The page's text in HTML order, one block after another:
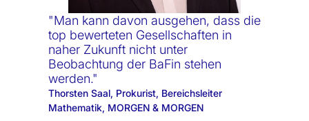
"Man kann davon ausgehen, dass die
top bewerteten Gesellschaften in
naher Zukunft nicht unter
Beobachtung der BaFin stehen
werden."
Thorsten Saal, Prokurist, Bereichsleiter
Mathematik, MORGEN & MORGEN